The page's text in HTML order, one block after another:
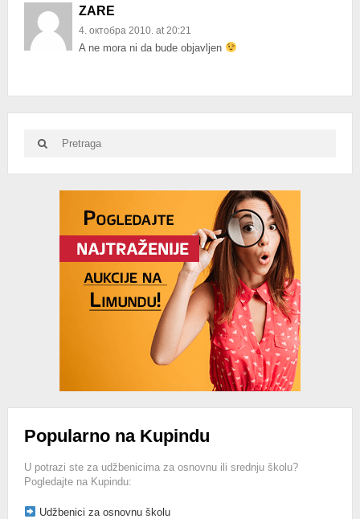
ZARE
4. октобра 2010. at 20:21
A ne mora ni da bude objavljen
for:
Search
Popularno na Kupindu
U potrazi ste za udžbenicima za osnovnu ili srednju školu?
Pogledajte na Kupindu:
Udžbenici za osnovnu školu